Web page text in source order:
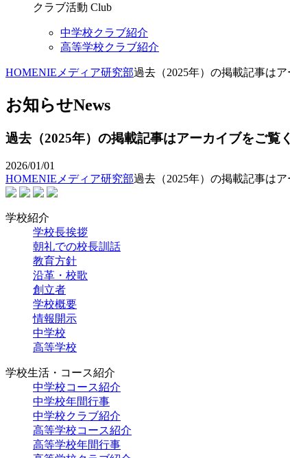
クラブ活動 Club
中学校クラブ紹介
高等学校クラブ紹介
HOMENIEメディア研究部過去（2025年）の掲載記事は
お知らせNews
過去（2025年）の掲載記事はアーカイブをご覧
2026/01/01
HOMENIEメディア研究部過去（2025年）の掲載記事は
学校紹介
学校長挨拶
朝礼での校長訓話
教育方針
沿革・校歌
創立者
学校概要
情報開示
中学校
高等学校
学校生活・コース紹介
中学校コース紹介
中学校年間行事
中学校クラブ紹介
高等学校コース紹介
高等学校年間行事